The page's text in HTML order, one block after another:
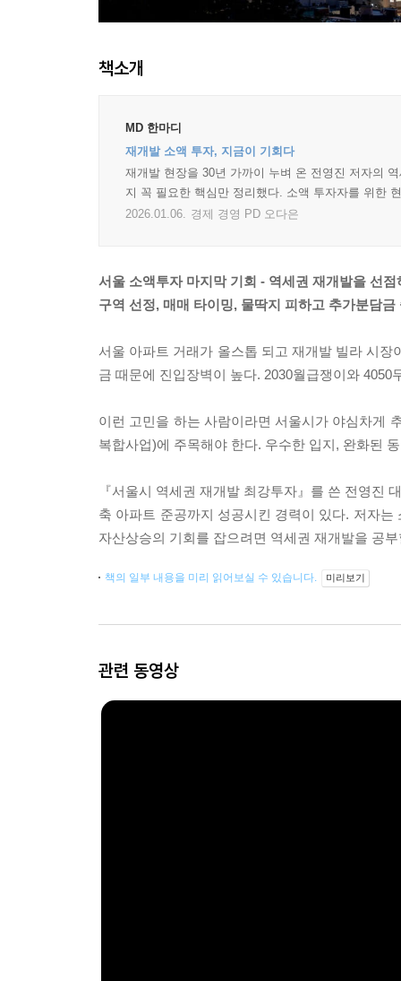
책소개
MD 한마디
재개발 소액 투자, 지금이 기회다
재개발 현장을 30년 가까이 누벼 온 전영진 저자의
지 꼭 필요한 핵심만 정리했다. 소액 투자자를 위한
2026.01.06. 경제 경영 PD 오다은
서울 소액투자 마지막 기회 - 역세권 재개발을 선점
구역 선정, 매매 타이밍, 물딱지 피하고 추가분담금
서울 아파트 거래가 올스톱 되고 재개발 빌라 시
금 때문에 진입장벽이 높다. 2030월급쟁이와
이런 고민을 하는 사람이라면 서울시가 야심차
복합사업)에 주목해야 한다. 우수한 입지, 완화된
『서울시 역세권 재개발 최강투자』를 쓴 전영진
축 아파트 준공까지 성공시킨 경력이 있다. 저자
자산상승의 기회를 잡으려면 역세권 재개발을 공
책의 일부 내용을 미리 읽어보실 수 있습니다. 미리보기
관련 동영상